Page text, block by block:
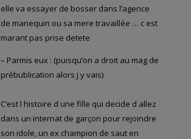
elle va essayer de bosser dans l’agence
de manequin ou sa mere travaillée … c est
marant pas prise detete
– Parmis eux : (puisqu’on a droit au mag de
prébublication alors j y vais)
C’est l histoire d une fille qui decide d allez
dans un internat de garçon pour rejoindre
son idole, un ex champion de saut en